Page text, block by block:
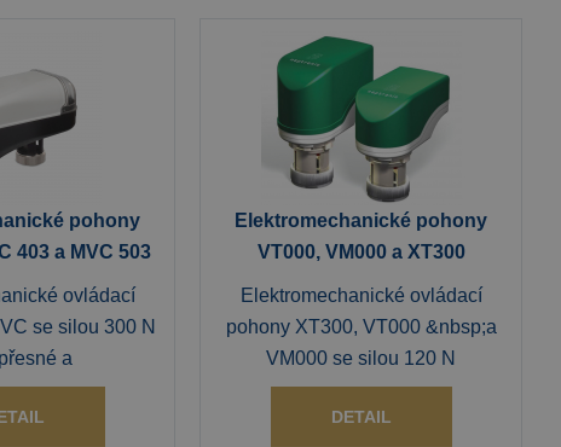
pohony
403 a MVC 503
ovládací
se silou 300 N
a
Elektromechanické pohony
VT000, VM000 a XT300
Elektromechanické ovládací
pohony XT300, VT000 &nbsp;a
VM000 se silou 120 N
DETAIL